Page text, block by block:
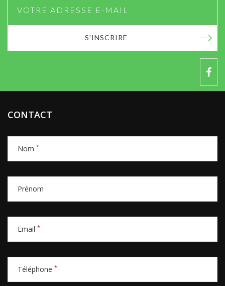
S'INSCRIRE
CONTACT
Nom *
Prénom
Email *
Téléphone *